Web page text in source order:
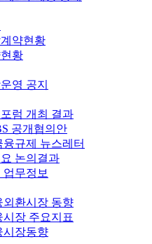
약현황
황
영 공지
럼 개최 결과
공개협의안
융규제 뉴스레터
논의결과
업무정보
외환시장 동향
시장 주요지표
시장동향